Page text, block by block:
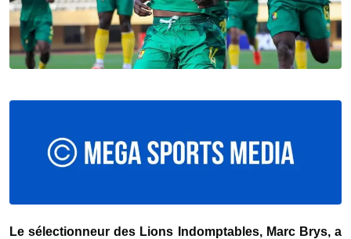
Le sélectionneur des Lions Indomptables, Marc Brys, a